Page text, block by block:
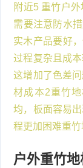
附近5 重竹户
需要注意防水
实木产品要好
过程复杂且成
这增加了色差
材成本2重竹
均，板面容易
程更加困难重竹
户外重竹